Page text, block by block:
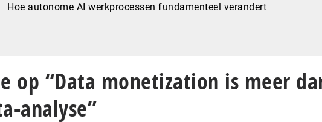
Hoe autonome AI werkprocessen fundamenteel verandert
op “Data monetization is meer
analyse”